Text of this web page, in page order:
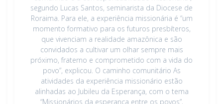
segundo Lucas Santos, seminarista da Diocese de
Roraima. Para ele, a experiência missionária é “um
momento formativo para os futuros presbíteros,
que vivenciam a realidade amazônica e são
convidados a cultivar um olhar sempre mais
próximo, fraterno e comprometido com a vida do
povo”, explicou. O caminho comunitário As
atividades da experiência missionário estão
alinhadas ao Jubileu da Esperança, com o tema
“Missionários da esperança entre os povos”,